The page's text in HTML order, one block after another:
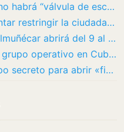
Rubio advierte que no habrá “válvula de escape” para Cuba: “No pueden limitarse a esperar”
Trump vuelve a intentar restringir la ciudadanía por nacimiento pese a la sentencia del…
La Feria de Día de Almuñécar abrirá del 9 al 11 de agosto con cinco conciertos gratuitos,…
La CIA establece un grupo operativo en Cuba para facilitar el cambio de régimen
La CIA crea un equipo secreto para abrir «fisuras» en la élite política de Cuba y empujar…